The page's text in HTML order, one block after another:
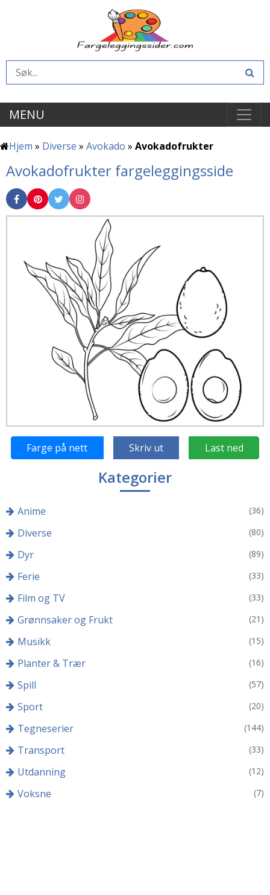
MENU
Hjem » Diverse » Avokado » Avokadofrukter
Avokadofrukter fargeleggingsside
Farge på nett Skriv ut Last ned
Kategorier
Anime (36)
Diverse (80)
Dyr (89)
Ferie (33)
Film og TV (33)
Grønnsaker og Frukt (21)
Musikk (15)
Planter & Trær (16)
Spill (57)
Sport (20)
Tegneserier (144)
Transport (33)
Utdanning (12)
Voksne (7)